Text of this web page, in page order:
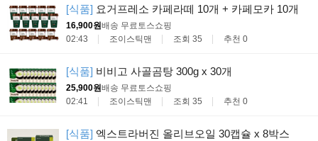
[식품] 요거프레소 카페라떼 10개 + 카페모카 10개
16,900원배송 무료토스쇼핑
02:43
조이스틱맨 조회 35 추천 0
[식품] 비비고 사골곰탕 300g x 30개
25,900원배송 무료토스쇼핑
02:41
조이스틱맨 조회 35 추천 0
[식품] 엑스트라버진 올리브오일 30캡슐 x 8박스